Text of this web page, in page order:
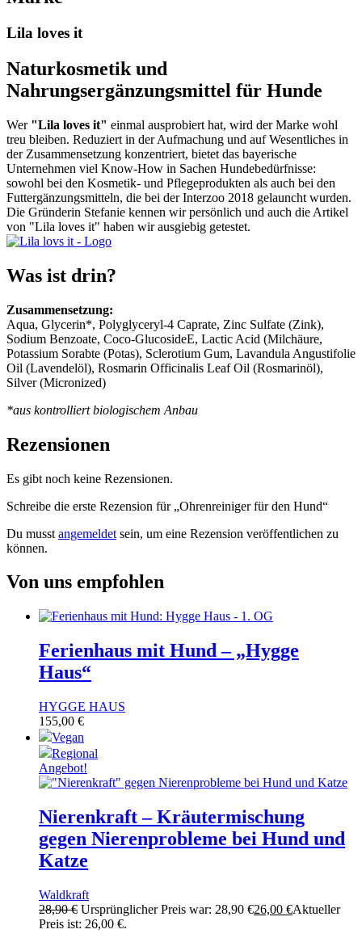
Lila loves it
Naturkosmetik und
Nahrungsergänzungsmittel für Hunde
Wer"Lila loves it" einmal ausprobiert hat, wird der Marke wohl
treu bleiben. Reduziert in der Aufmachung und auf Wesentliches in
der Zusammensetzung konzentriert, bietet das bayerische
Unternehmen viel Know-How in Sachen Hundebedürfnisse:
sowohl bei den Kosmetik- und Pflegeprodukten als auch bei den
Futtergänzungsmitteln, die bei der Interzoo 2018 gelauncht wurden.
Die Gründerin Stefanie kennen wir persönlich und auch die Artikel
von "Lila loves it" haben wir ausgiebig getestet.
Was ist drin?
Zusammensetzung:
Aqua, Glycerin*, Polyglyceryl-4 Caprate, Zinc Sulfate (Zink),
Sodium Benzoate, Coco-GlucosideE, Lactic Acid (Milchäure,
Potassium Sorabte (Potas), Sclerotium Gum, Lavandula Angustifolie
Oil (Lavendelöl), Rosmarin Officinalis Leaf Oil (Rosmarinöl),
Silver (Micronized)
*aus kontrolliert biologischem Anbau
Rezensionen
Es gibt noch keine Rezensionen.
Schreibe die erste Rezension für „Ohrenreiniger für den Hund“
Du musst angemeldet sein, um eine Rezension veröffentlichen zu
können.
Von uns empfohlen
Ferienhaus mit Hund – „Hygge
Haus“
HYGGE HAUS
155,00 €
Vegan
Regional
Angebot!
Nierenkraft – Kräutermischung
gegen Nierenprobleme bei Hund und
Katze
Waldkraft
28,90€ Ursprünglicher Preis war: 28,90 €26,00 €Aktueller
Preis ist: 26,00 €.